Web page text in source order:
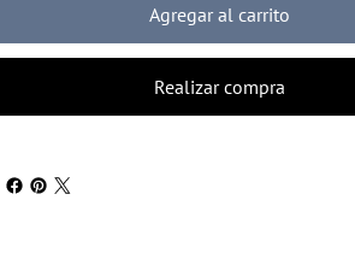
Agregar al carrito
Realizar compra